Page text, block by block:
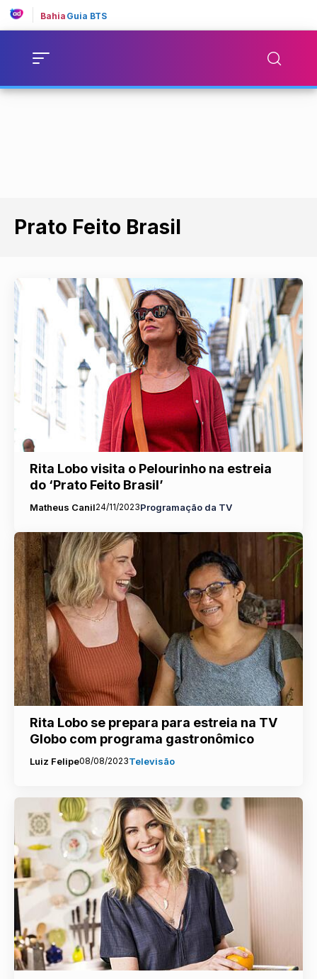
Bahia Guia BTS
Prato Feito Brasil
Rita Lobo visita o Pelourinho na estreia
do ‘Prato Feito Brasil’
Matheus Canil24/11/2023Programação da TV
Rita Lobo se prepara para estreia na TV
Globo com programa gastronômico
Luiz Felipe08/08/2023Televisão